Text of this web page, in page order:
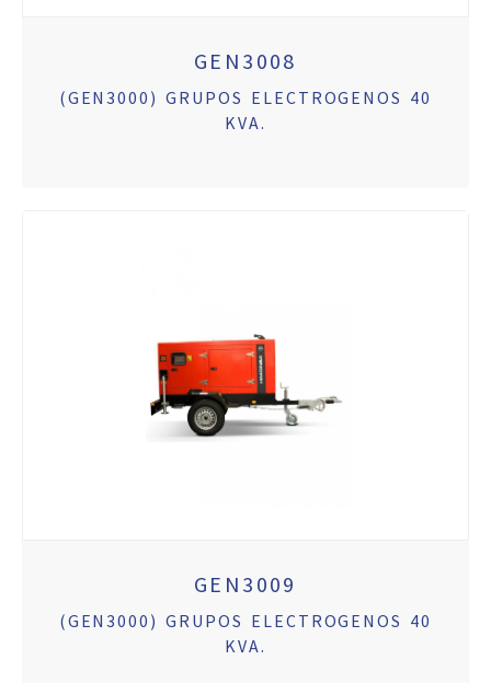
GEN3008
(GEN3000) GRUPOS ELECTROGENOS 40
KVA.
GEN3009
(GEN3000) GRUPOS ELECTROGENOS 40
KVA.